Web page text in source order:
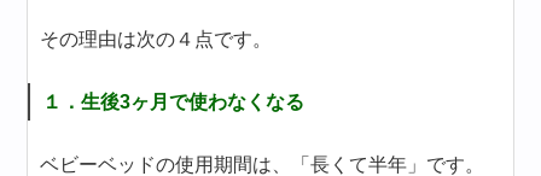
その理由は次の４点です。
１．生後3ヶ月で使わなくなる
ベビーベッドの使用期間は、「長くて半年」です。